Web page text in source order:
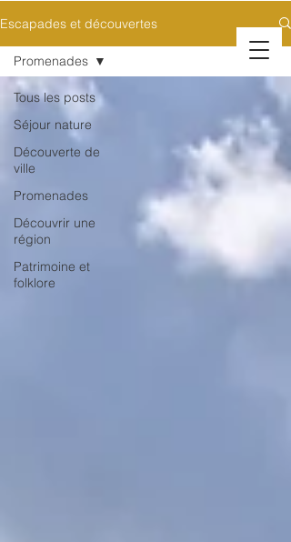
Escapades et découvertes
Tous les posts
Séjour nature
Découverte de
ville
Promenades
Découvrir une
région
Patrimoine et
folklore
Promenades